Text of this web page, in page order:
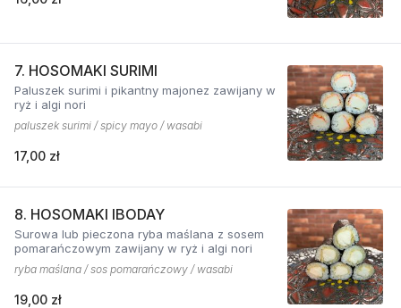
7. HOSOMAKI SURIMI
Paluszek surimi i pikantny majonez zawijany w
ryż i algi nori
paluszek surimi / spicy mayo / wasabi
17,00 zł
8. HOSOMAKI IBODAY
Surowa lub pieczona ryba maślana z sosem
pomarańczowym zawijany w ryż i algi nori
ryba maślana / sos pomarańczowy / wasabi
19,00 zł